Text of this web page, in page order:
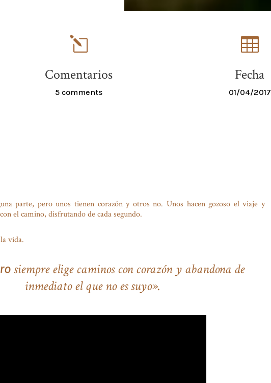
l
Comentarios
5 comments

Fecha
01/04/2017
parte, pero unos tienen corazón y otros no. Unos hacen gozoso el viaje y
el camino, disfrutando de cada segundo.
vida.
siempre elige caminos con corazón y abandona de
inmediato el que no es suyo».